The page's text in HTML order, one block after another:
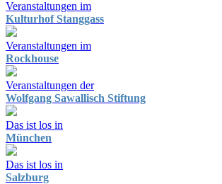
Veranstaltungen im
Kulturhof Stanggass
Veranstaltungen im
Rockhouse
Veranstaltungen der
Wolfgang Sawallisch Stiftung
Das ist los in
München
Das ist los in
Salzburg